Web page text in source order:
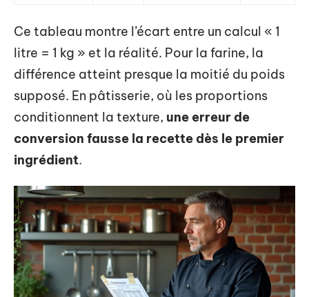
Ce tableau montre l’écart entre un calcul « 1
litre = 1 kg » et la réalité. Pour la farine, la
différence atteint presque la moitié du poids
supposé. En pâtisserie, où les proportions
conditionnent la texture, une erreur de
conversion fausse la recette dès le premier
ingrédient.